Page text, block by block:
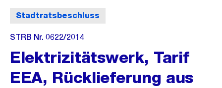
Stadtratsbeschluss
STRB Nr. 0622/2014
Elektrizitätswerk, Tarif
EEA, Rücklieferung aus